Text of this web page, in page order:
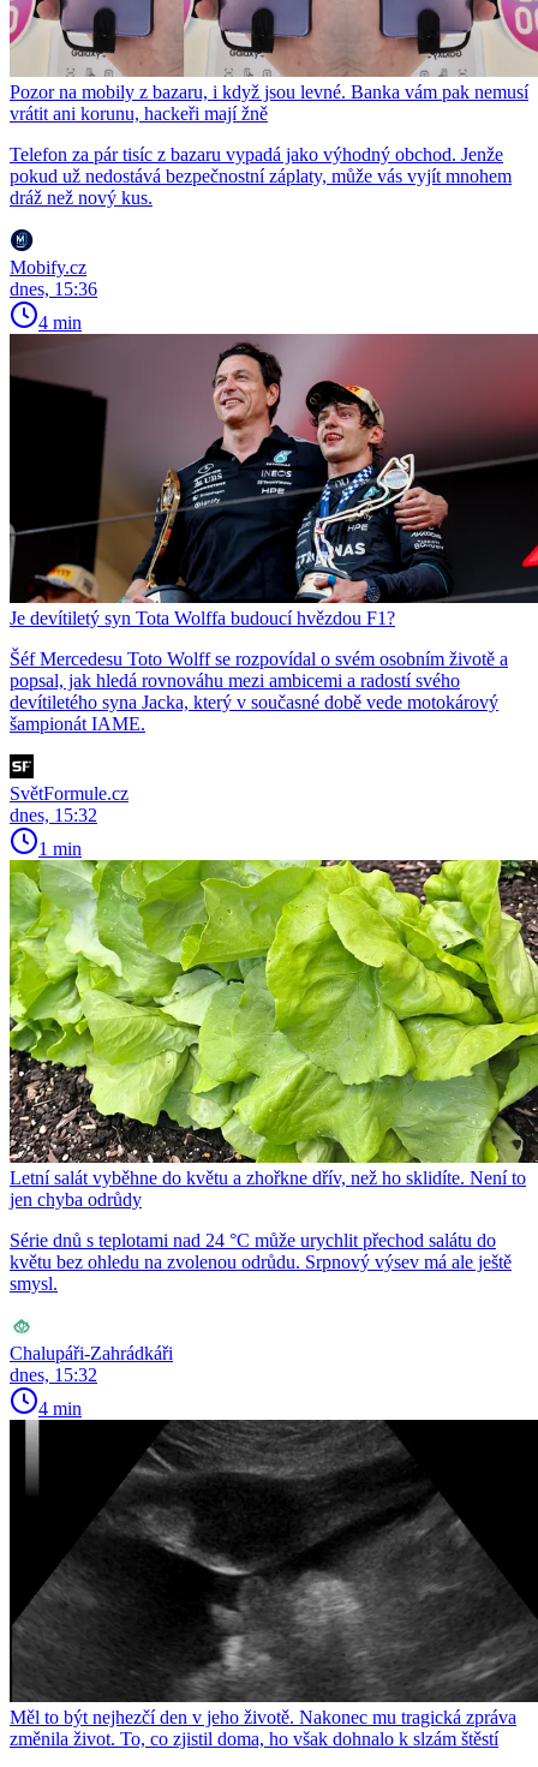
Pozor na mobily z bazaru, i když jsou levné. Banka vám pak nemusí
vrátit ani korunu, hackeři mají žně
Telefon za pár tisíc z bazaru vypadá jako výhodný obchod. Jenže
pokud už nedostává bezpečnostní záplaty, může vás vyjít mnohem
dráž než nový kus.
Mobify.cz
dnes, 15:36
4 min
Je devítiletý syn Tota Wolffa budoucí hvězdou F1?
Šéf Mercedesu Toto Wolff se rozpovídal o svém osobním životě a
popsal, jak hledá rovnováhu mezi ambicemi a radostí svého
devítiletého syna Jacka, který v současné době vede motokárový
šampionát IAME.
SvětFormule.cz
dnes, 15:32
1 min
Letní salát vyběhne do květu a zhořkne dřív, než ho sklidíte. Není to
jen chyba odrůdy
Série dnů s teplotami nad 24 °C může urychlit přechod salátu do
květu bez ohledu na zvolenou odrůdu. Srpnový výsev má ale ještě
smysl.
Chalupáři-Zahrádkáři
dnes, 15:32
4 min
Měl to být nejhezčí den v jeho životě. Nakonec mu tragická zpráva
změnila život. To, co zjistil doma, ho však dohnalo k slzám štěstí